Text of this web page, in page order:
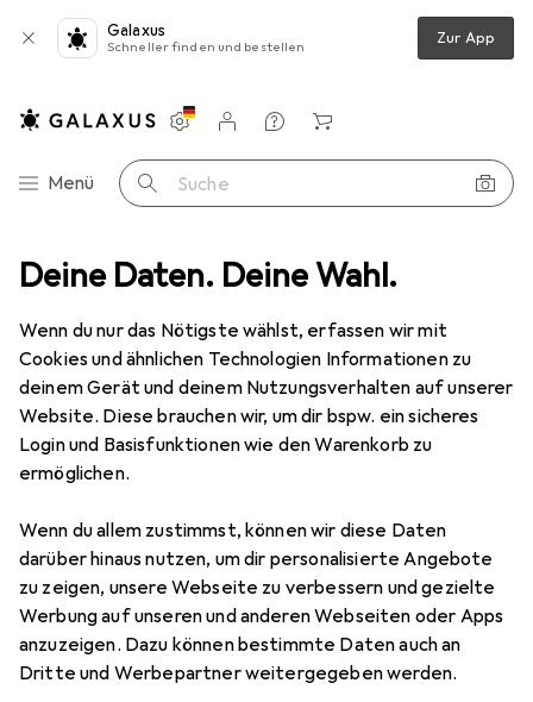
Deine Daten. Deine Wahl.
Wenn du nur das Nötigste wählst, erfassen wir mit
Cookies und ähnlichen Technologien Informationen zu
deinem Gerät und deinem Nutzungsverhalten auf unserer
Website. Diese brauchen wir, um dir bspw. ein sicheres
Login und Basisfunktionen wie den Warenkorb zu
ermöglichen.
Wenn du allem zustimmst, können wir diese Daten
darüber hinaus nutzen, um dir personalisierte Angebote
zu zeigen, unsere Webseite zu verbessern und gezielte
Werbung auf unseren und anderen Webseiten oder Apps
anzuzeigen. Dazu können bestimmte Daten auch an
Dritte und Werbepartner weitergegeben werden.
Galaxus
Schneller finden und bestellen Zur App
Navigation nach Kategorien
Menü Suche
Einstellungen
Kundenkonto
Vergleichslisten
Merklisten
Warenkorb
Ladegeräte USB Kabel LogiLink BUAB220
7 Bilder
LogiLinkBUAB220
Preis in EUR inkl. MwSt.
EUR
11,30
Bewertungen